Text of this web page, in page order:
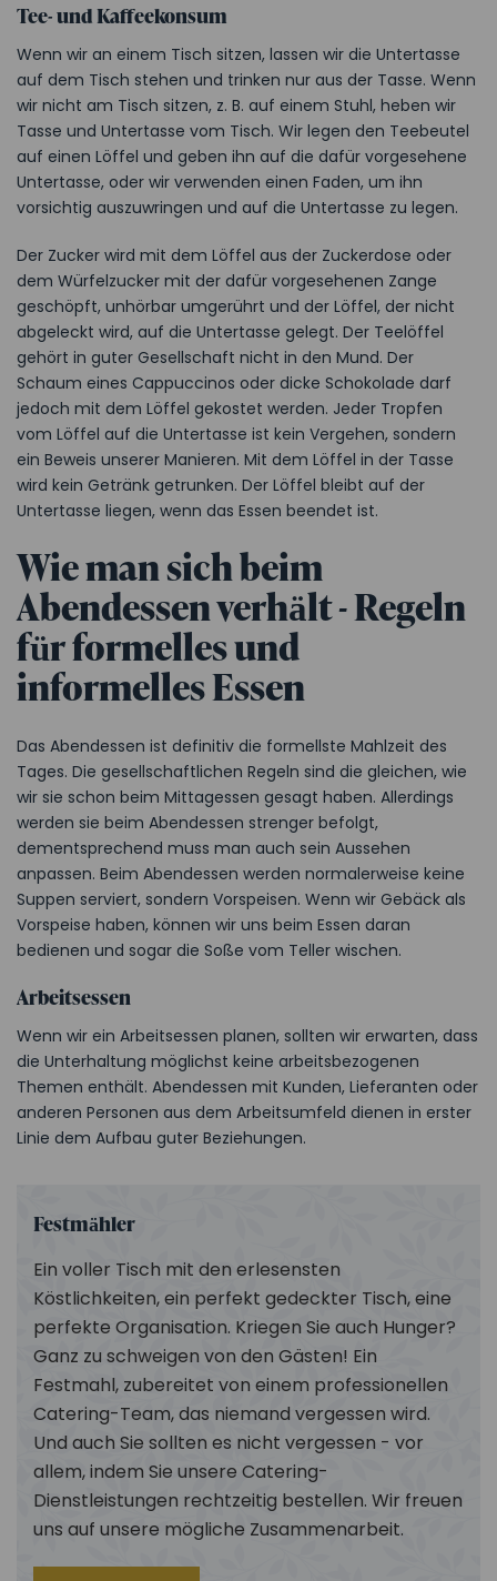
Tee- und Kaffeekonsum
Wenn wir an einem Tisch sitzen, lassen wir die Untertasse
auf dem Tisch stehen und trinken nur aus der Tasse. Wenn
wir nicht am Tisch sitzen, z. B. auf einem Stuhl, heben wir
Tasse und Untertasse vom Tisch. Wir legen den Teebeutel
auf einen Löffel und geben ihn auf die dafür vorgesehene
Untertasse, oder wir verwenden einen Faden, um ihn
vorsichtig auszuwringen und auf die Untertasse zu legen.
Der Zucker wird mit dem Löffel aus der Zuckerdose oder
dem Würfelzucker mit der dafür vorgesehenen Zange
geschöpft, unhörbar umgerührt und der Löffel, der nicht
abgeleckt wird, auf die Untertasse gelegt. Der Teelöffel
gehört in guter Gesellschaft nicht in den Mund. Der
Schaum eines Cappuccinos oder dicke Schokolade darf
jedoch mit dem Löffel gekostet werden. Jeder Tropfen
vom Löffel auf die Untertasse ist kein Vergehen, sondern
ein Beweis unserer Manieren. Mit dem Löffel in der Tasse
wird kein Getränk getrunken. Der Löffel bleibt auf der
Untertasse liegen, wenn das Essen beendet ist.
Wie man sich beim
Abendessen verhält - Regeln
für formelles und
informelles Essen
Das Abendessen ist definitiv die formellste Mahlzeit des
Tages. Die gesellschaftlichen Regeln sind die gleichen, wie
wir sie schon beim Mittagessen gesagt haben. Allerdings
werden sie beim Abendessen strenger befolgt,
dementsprechend muss man auch sein Aussehen
anpassen. Beim Abendessen werden normalerweise keine
Suppen serviert, sondern Vorspeisen. Wenn wir Gebäck als
Vorspeise haben, können wir uns beim Essen daran
bedienen und sogar die Soße vom Teller wischen.
Arbeitsessen
Wenn wir ein Arbeitsessen planen, sollten wir erwarten, dass
die Unterhaltung möglichst keine arbeitsbezogenen
Themen enthält. Abendessen mit Kunden, Lieferanten oder
anderen Personen aus dem Arbeitsumfeld dienen in erster
Linie dem Aufbau guter Beziehungen.
Festmähler
Ein voller Tisch mit den erlesensten
Köstlichkeiten, ein perfekt gedeckter Tisch, eine
perfekte Organisation. Kriegen Sie auch Hunger?
Ganz zu schweigen von den Gästen! Ein
Festmahl, zubereitet von einem professionellen
Catering-Team, das niemand vergessen wird.
Und auch Sie sollten es nicht vergessen - vor
allem, indem Sie unsere Catering-
Dienstleistungen rechtzeitig bestellen. Wir freuen
uns auf unsere mögliche Zusammenarbeit.